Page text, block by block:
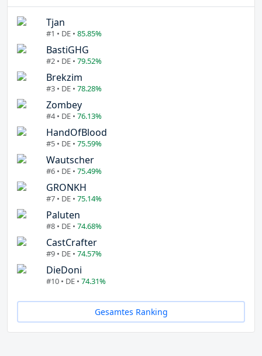
Tjan
#1 • DE • 85.85%
BastiGHG
#2 • DE • 79.52%
Brekzim
#3 • DE • 78.28%
Zombey
#4 • DE • 76.13%
HandOfBlood
#5 • DE • 75.59%
Wautscher
#6 • DE • 75.49%
GRONKH
#7 • DE • 75.14%
Paluten
#8 • DE • 74.68%
CastCrafter
#9 • DE • 74.57%
DieDoni
#10 • DE • 74.31%
Gesamtes Ranking